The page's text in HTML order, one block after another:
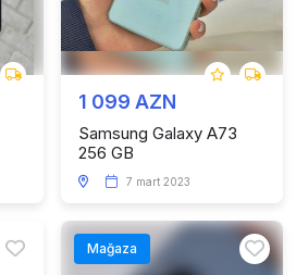
1 099 AZN
Samsung Galaxy A73
256 GB
7 mart 2023
Mağaza